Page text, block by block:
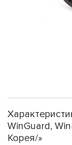
WinGuard,
Корея/»